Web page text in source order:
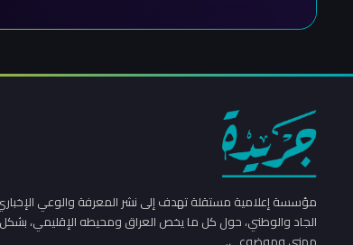
مؤسسة إعلامية مستقلة تهدف إلى نشر المعرفة والوعي
الجاد والوطني، حول كل ما يخص العراق ومحيطه الإقليمي، بشكل